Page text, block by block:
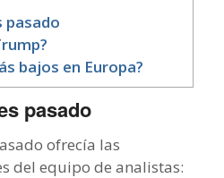
pasado
bajos en Europa?
pasado
ofrecía las
del equipo de analistas: